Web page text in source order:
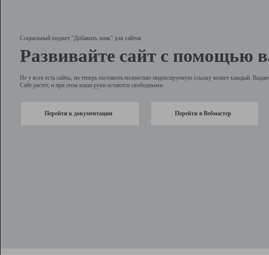
Социальный виджет "Добавить линк" для сайтов
Развивайте сайт с помощью
Не у всех есть сайты, но теперь поставить полностью индексируемую ссылку может каждый.
Сайт растет, и при этом ваши руки остаются свободными.
Перейти к документации Перейти в Вебмастер